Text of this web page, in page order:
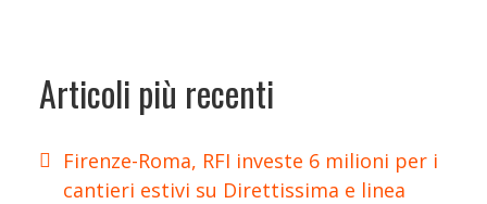
Articoli più recenti
Firenze-Roma, RFI investe 6 milioni per i
cantieri estivi su Direttissima e linea